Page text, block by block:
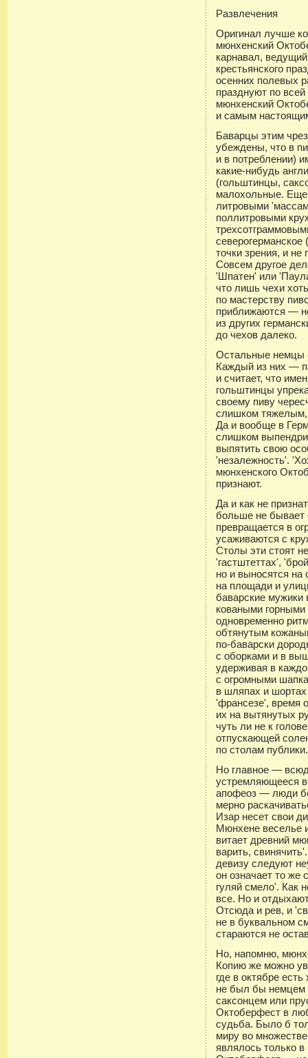
Развлечения
Оригинал лучше
мюнхенский
карнавал,
крестьянского
осенних полевых
празднуют по
мюнхенский
и самым
Баварцы этим
убеждены, что в
и в потреблении)
какие-нибудь
(гольштинцы,
малохольные.
литровыми
поллитровыми
северогерманское
точки зрения, и не
Совсем другое
'Шпатен' или
что лишь чехи
по мастерству
приближаются —
из других
до чехов далеко.
Остальные немцы
Каждый из них —
и считает, что
гольштинцы
своему пиву
слишком тяжелым,
Да и вообще в
слишком
выпятить свою
'незалежность'.
мюнхенского
признают.
Да и как не
больше не
превращается в
усаживаются с
Столы эти стоят
'гастштеттах',
но и выносятся
на площади и
баварские
коваными горными
одновременно
обтянутым
по-баварски
с оборками и в
удерживая в
с огромными
в шляпах и
'франсезе', время
их на вытянутых
чуть ли не к
отпускающей
по столам публики.
Но главное —
устремляющееся в
апофеоз — люди
мерно
Изар несет свои
Мюнхене веселье
витает древний
варить,
девизу следуют
он означает то
гуляй смело'. Как
все. Но и
Отсюда и рев, и
не в буквальном
стараются не
Но, напомню,
Копию же можно
где в октябре
не был бы немцем
саксонцем или
Октоберфест в
судьба. Было б
миру во
являлось только